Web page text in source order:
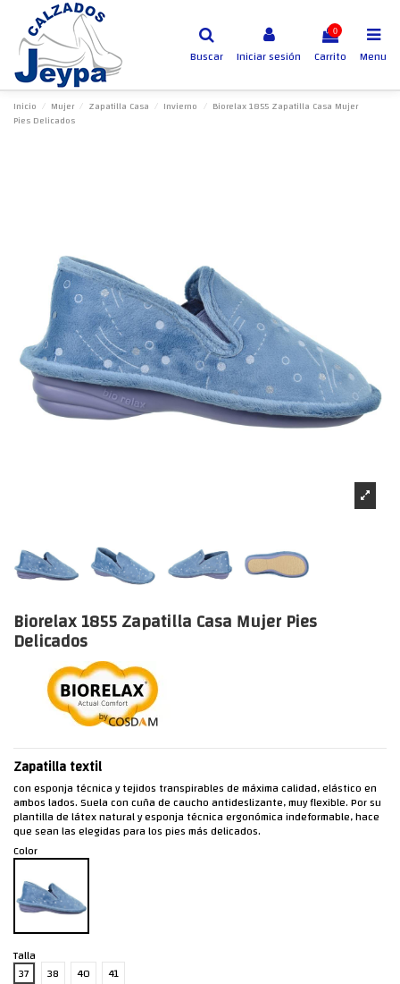
Buscar Iniciar sesión
0
Carrito Menu
Inicio Mujer Zapatilla Casa Invierno
Biorelax 1855 Zapatilla Casa Mujer
Pies Delicados
Biorelax 1855 Zapatilla Casa Mujer Pies
Delicados
Zapatilla textil
con esponja técnica y tejidos transpirables de máxima calidad, elástico en
ambos lados. Suela con cuña de caucho antideslizante, muy flexible. Por su
plantilla de látex natural y esponja técnica ergonómica indeformable, hace
que sean las elegidas para los pies más delicados.
Color
Talla
37
38 40 41